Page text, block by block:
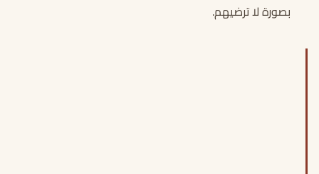
بصورة لا ترضيهم.